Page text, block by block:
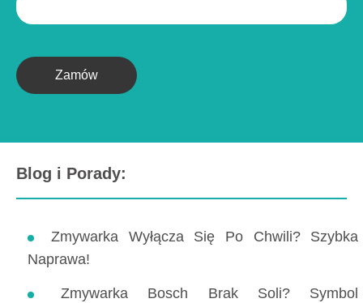
Zamów
Blog i Porady:
Zmywarka Wyłącza Się Po Chwili? Szybka
Naprawa!
Zmywarka Bosch Brak Soli? Symbol